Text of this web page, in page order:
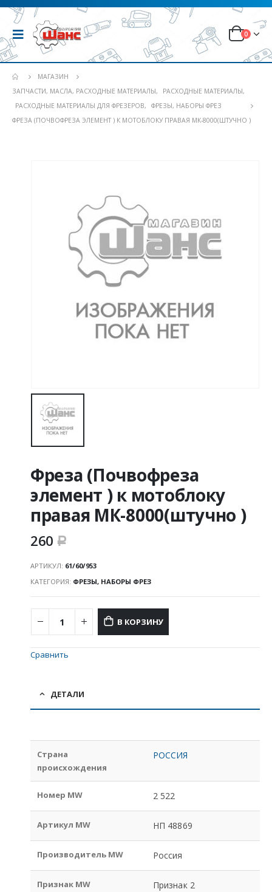
0
МАГАЗИН
ЗАПЧАСТИ, МАСЛА, РАСХОДНЫЕ МАТЕРИАЛЫ, РАСХОДНЫЕ МАТЕРИАЛЫ,
РАСХОДНЫЕ МАТЕРИАЛЫ ДЛЯ ФРЕЗЕРОВ,
ФРЕЗЫ, НАБОРЫ ФРЕЗ
ФРЕЗА (ПОЧВОФРЕЗА ЭЛЕМЕНТ ) К МОТОБЛОКУ ПРАВАЯ МК-8000(ШТУЧНО )
Фреза (Почвофреза
элемент ) к мотоблоку
правая МК-8000(штучно )
260 Р
АРТИКУЛ: 61/60/953
КАТЕГОРИЯ: ФРЕЗЫ, НАБОРЫ ФРЕЗ
В КОРЗИНУ
Сравнить
ДЕТАЛИ
Страна
происхождения
РОССИЯ
Номер MW 2 522
Артикул MW НП 48869
Производитель MW Россия
Признак MW Признак 2